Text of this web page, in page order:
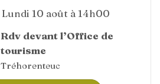
Lundi 10 août à 14h00
Rdv devant l’Office de
tourisme
Tréhorenteuc